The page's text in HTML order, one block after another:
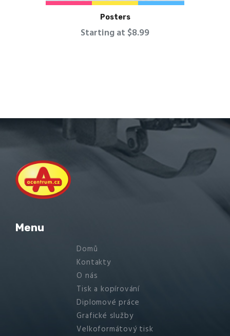
Posters
Starting at $8.99
Menu
Domů
Kontakty
O nás
Tisk a kopírování
Diplomové práce
Grafické služby
Velkoformátový tisk